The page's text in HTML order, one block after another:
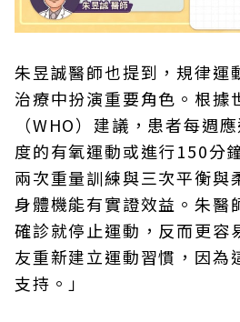
朱昱誠醫師也提到，規律運
治療中扮演重要角色。根據
（WHO）建議，患者每週
度的有氧運動或進行150分
兩次重量訓練與三次平衡與
身體機能有實證效益。朱醫
確診就停止運動，反而更容
友重新建立運動習慣，因為
支持。」